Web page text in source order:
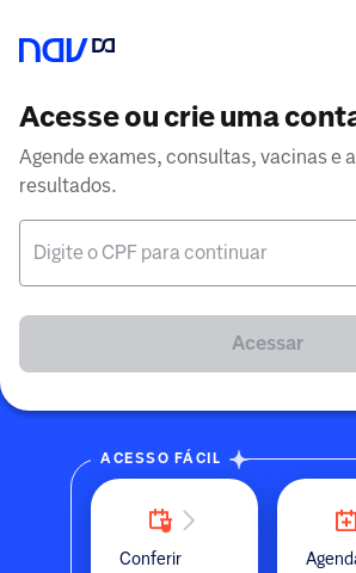
Acesse ou crie uma
Agende exames, consultas, vacinas e
resultados.
Digite o CPF para continuar
Acessar
ACESSO FÁCIL
Conferir